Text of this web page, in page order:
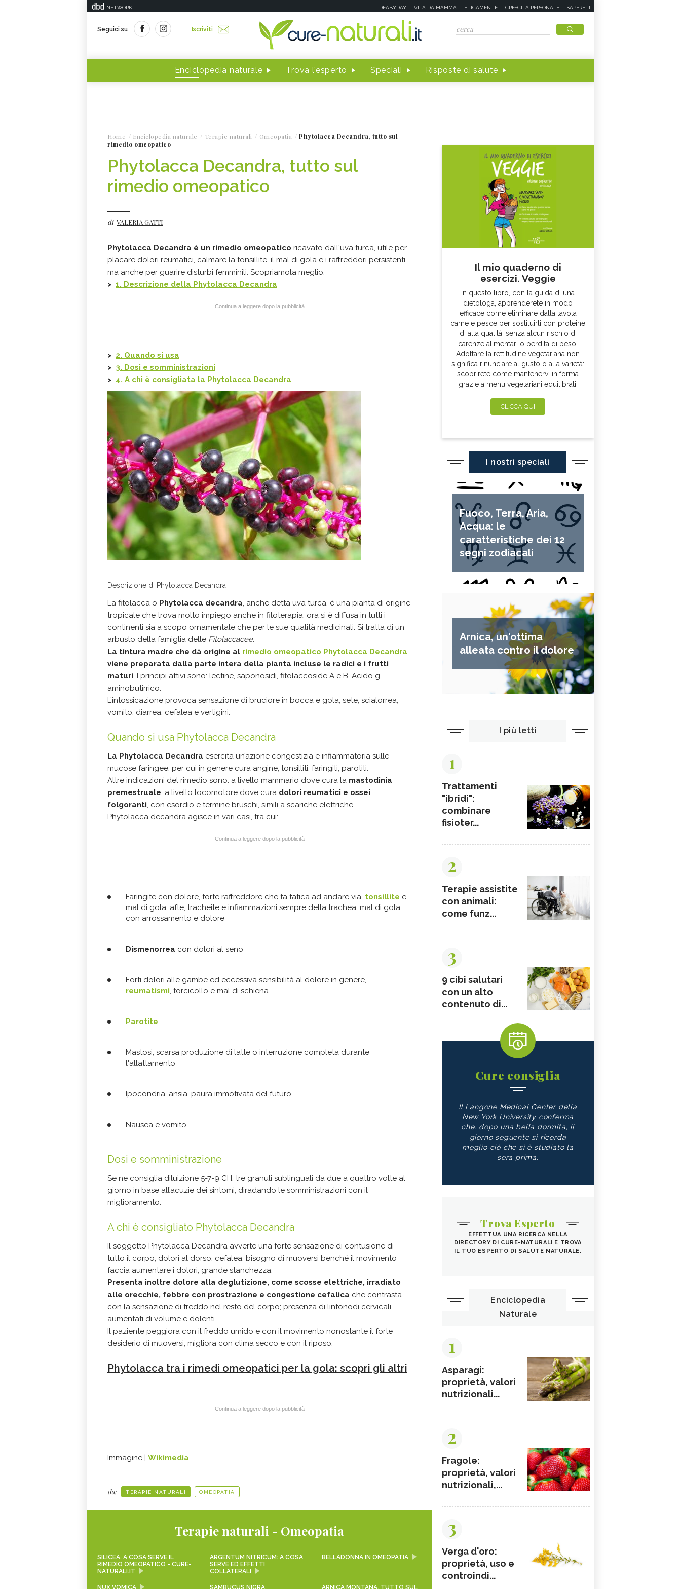
NETWORK DEABYDAY VITA DA MAMMA ETICAMENTE CRESCITA PERSONALE SAPERE.IT
Seguici su Iscriviti
Enciclopedia naturale Trova l'esperto Speciali Risposte di salute
Home Enciclopedia naturale Terapie naturali Omeopatia
Phytolacca Decandra, tutto sul
rimedio omeopatico
Phytolacca Decandra, tutto sul
rimedio omeopatico
di VALERIA GATTI
Phytolacca Decandra è un rimedio omeopatico ricavato dall'uva turca, utile per
placare dolori reumatici, calmare la tonsillite, il mal di gola e i raffreddori persistenti,
ma anche per guarire disturbi femminili. Scopriamola meglio.
> 1. Descrizione della Phytolacca Decandra
Continua a leggere dopo la pubblicità
> 2. Quando si usa
> 3. Dosi e somministrazioni
> 4. A chi è consigliata la Phytolacca Decandra
Descrizione di Phytolacca Decandra
La fitolacca o Phytolacca decandra, anche detta uva turca, è una pianta di origine
tropicale che trova molto impiego anche in fitoterapia, ora si è diffusa in tutti i
continenti sia a scopo ornamentale che per le sue qualità medicinali. Si tratta di un
arbusto della famiglia delle Fitolaccacee.
La tintura madre che dà origine al rimedio omeopatico Phytolacca Decandra
viene preparata dalla parte intera della pianta incluse le radici e i frutti
maturi. I principi attivi sono: lectine, saponosidi, fitolaccoside A e B, Acido g-
aminobutirrico.
L’intossicazione provoca sensazione di bruciore in bocca e gola, sete, scialorrea,
vomito, diarrea, cefalea e vertigini.
Quando si usa Phytolacca Decandra
La Phytolacca Decandra esercita un’azione congestizia e infiammatoria sulle
mucose faringee, per cui in genere cura angine, tonsilliti, faringiti, parotiti.
Altre indicazioni del rimedio sono: a livello mammario dove cura la mastodinia
premestruale; a livello locomotore dove cura dolori reumatici e ossei
folgoranti, con esordio e termine bruschi, simili a scariche elettriche.
Phytolacca decandra agisce in vari casi, tra cui:
Continua a leggere dopo la pubblicità
Faringite con dolore, forte raffreddore che fa fatica ad andare via, tonsillite e
mal di gola, afte, tracheite e infiammazioni sempre della trachea, mal di gola
con arrossamento e dolore
Dismenorrea con dolori al seno
Forti dolori alle gambe ed eccessiva sensibilità al dolore in genere,
reumatismi, torcicollo e mal di schiena
Parotite
Mastosi, scarsa produzione di latte o interruzione completa durante
l'allattamento
Ipocondria, ansia, paura immotivata del futuro
Nausea e vomito
Dosi e somministrazione
Se ne consiglia diluizione 5-7-9 CH, tre granuli sublinguali da due a quattro volte al
giorno in base all’acuzie dei sintomi, diradando le somministrazioni con il
miglioramento.
A chi è consigliato Phytolacca Decandra
Il soggetto Phytolacca Decandra avverte una forte sensazione di contusione di
tutto il corpo, dolori al dorso, cefalea, bisogno di muoversi benché il movimento
faccia aumentare i dolori, grande stanchezza.
Presenta inoltre dolore alla deglutizione, come scosse elettriche, irradiato
alle orecchie, febbre con prostrazione e congestione cefalica che contrasta
con la sensazione di freddo nel resto del corpo; presenza di linfonodi cervicali
aumentati di volume e dolenti.
Il paziente peggiora con il freddo umido e con il movimento nonostante il forte
desiderio di muoversi; migliora con clima secco e con il riposo.
Phytolacca tra i rimedi omeopatici per la gola: scopri gli altri
Continua a leggere dopo la pubblicità
Immagine | Wikimedia
da: TERAPIE NATURALI OMEOPATIA
Terapie naturali - Omeopatia
SILICEA, A COSA SERVE IL
RIMEDIO OMEOPATICO - CURE-
NATURALI.IT
ARGENTUM NITRICUM: A COSA
SERVE ED EFFETTI
COLLATERALI
BELLADONNA IN OMEOPATIA
NUX VOMICA
SAMBUCUS NIGRA,
ARNICA MONTANA, TUTTO SUL
Il mio quaderno di
esercizi. Veggie
In questo libro, con la guida di una
dietologa, apprenderete in modo
efficace come eliminare dalla tavola
carne e pesce per sostituirli con proteine
di alta qualità, senza alcun rischio di
carenze alimentari o perdita di peso.
Adottare la rettitudine vegetariana non
significa rinunciare al gusto o alla varietà:
scoprirete come mantenervi in forma
grazie a menu vegetariani equilibrati!
CLICCA QUI
I nostri speciali
Fuoco, Terra, Aria,
Acqua: le
caratteristiche dei 12
segni zodiacali
Arnica, un'ottima
alleata contro il dolore
I più letti
1
Trattamenti
"ibridi":
combinare
fisioter...
2
Terapie assistite
con animali:
come funz...
3
9 cibi salutari
con un alto
contenuto di...
Cure consiglia
Il Langone Medical Center della
New York University conferma
che, dopo una bella dormita, il
giorno seguente si ricorda
meglio ciò che si è studiato la
sera prima.
Trova Esperto
EFFETTUA UNA RICERCA NELLA
DIRECTORY DI CURE-NATURALI E TROVA
IL TUO ESPERTO DI SALUTE NATURALE.
Enciclopedia
Naturale
1
Asparagi:
proprietà, valori
nutrizionali...
2
Fragole:
proprietà, valori
nutrizionali,...
3
Verga d'oro:
proprietà, uso e
controindi...